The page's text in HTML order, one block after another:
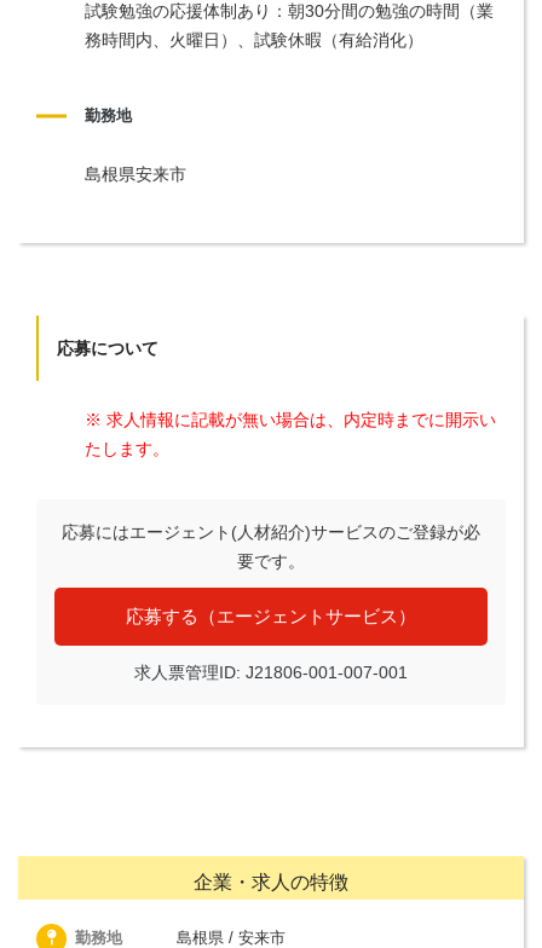
試験勉強の応援体制あり：朝30分間の勉強の時間（業
務時間内、火曜日）、試験休暇（有給消化）
勤務地
島根県安来市
応募について
※ 求人情報に記載が無い場合は、内定時までに開示い
たします。
応募にはエージェント(人材紹介)サービスのご登録が必
要です。
応募する（エージェントサービス）
求人票管理ID: J21806-001-007-001
企業・求人の特徴
勤務地 島根県 / 安来市